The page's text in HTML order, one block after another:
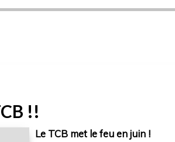
!!
Le TCB met le feu en juin !